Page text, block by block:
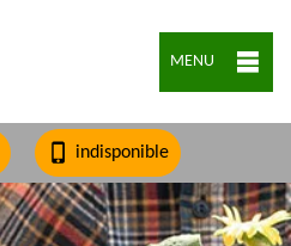
MENU
indisponible